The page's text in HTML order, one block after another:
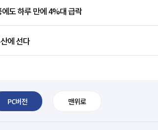
도 하루 만에 4%대 급락
에 선다
PC버전 맨위로